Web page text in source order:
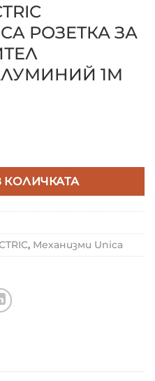
РОЗЕТКА ЗА
1M
, Механизми Unica